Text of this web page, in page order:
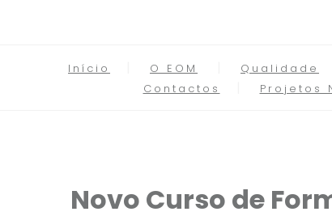
Início O EOM Qualidade
Contactos
Projetos
Novo Curso de